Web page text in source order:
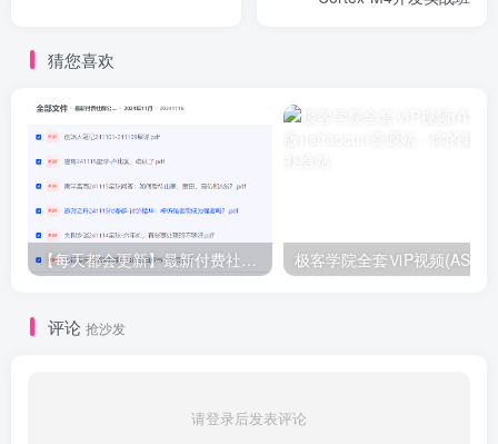
猜您喜欢
【每天都会更新】最新付费社群公众号文章 极客学院全套ⅥP视频(AS版)
评论 抢沙发
请登录后发表评论